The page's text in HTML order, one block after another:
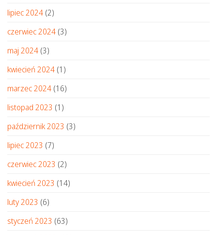
lipiec 2024 (2)
czerwiec 2024 (3)
maj 2024 (3)
kwiecień 2024 (1)
marzec 2024 (16)
listopad 2023 (1)
październik 2023 (3)
lipiec 2023 (7)
czerwiec 2023 (2)
kwiecień 2023 (14)
luty 2023 (6)
styczeń 2023 (63)